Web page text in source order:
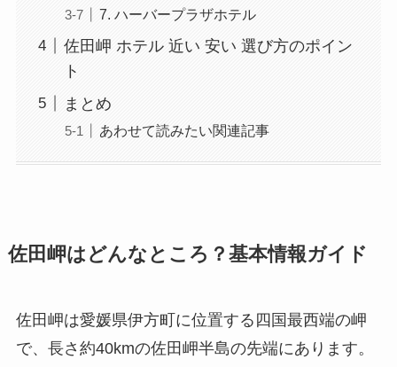
7. ハーバープラザホテル
佐田岬 ホテル 近い 安い 選び方のポイン
ト
まとめ
あわせて読みたい関連記事
佐田岬はどんなところ？基本情報ガイド
佐田岬は愛媛県伊方町に位置する四国最西端の岬
で、長さ約40kmの佐田岬半島の先端にあります。